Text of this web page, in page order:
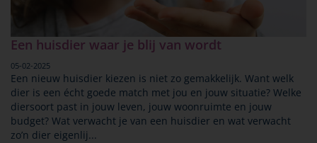
Een huisdier waar je blij van wordt
05-02-2025
Een nieuw huisdier kiezen is niet zo gemakkelijk. Want welk
dier is een écht goede match met jou en jouw situatie? Welke
diersoort past in jouw leven, jouw woonruimte en jouw
budget? Wat verwacht je van een huisdier en wat verwacht
zo’n dier eigenlij...